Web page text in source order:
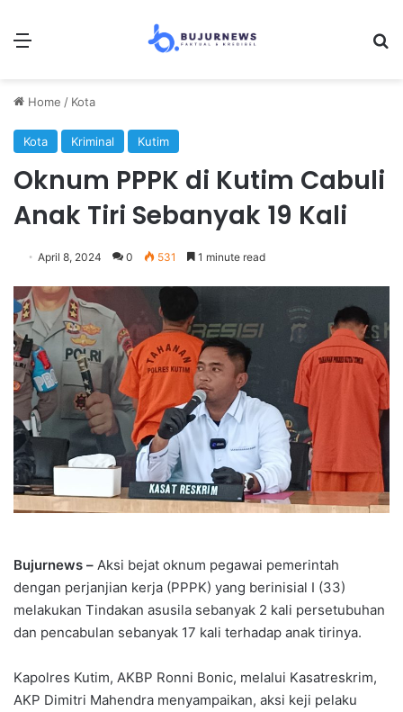
Menu
Home / Kota
Kota Kriminal Kutim
Oknum PPPK di Kutim Cabuli
Anak Tiri Sebanyak 19 Kali
April 8, 2024 0 531 1 minute read
Bujurnews – Aksi bejat oknum pegawai pemerintah
dengan perjanjian kerja (PPPK) yang berinisial I (33)
melakukan Tindakan asusila sebanyak 2 kali persetubuhan
dan pencabulan sebanyak 17 kali terhadap anak tirinya.
Kapolres Kutim, AKBP Ronni Bonic, melalui Kasatreskrim,
AKP Dimitri Mahendra menyampaikan, aksi keji pelaku